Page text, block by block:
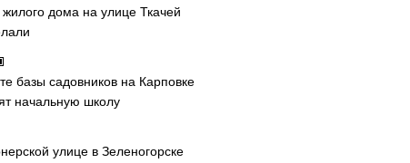
жилого дома на улице Ткачей
базы садовников на Карповке
начальную школу
улице в Зеленогорске